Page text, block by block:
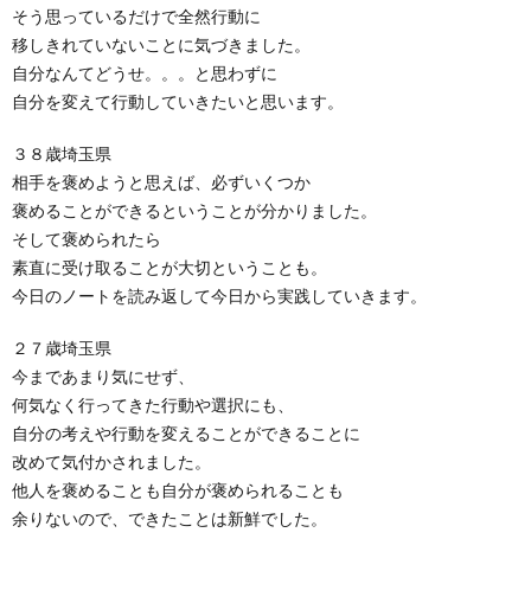
そう思っているだけで全然行動に
移しきれていないことに気づきました。
自分なんてどうせ。。。と思わずに
自分を変えて行動していきたいと思います。
３８歳埼玉県
相手を褒めようと思えば、必ずいくつか
褒めることができるということが分かりました。
そして褒められたら
素直に受け取ることが大切ということも。
今日のノートを読み返して今日から実践していきます。
２７歳埼玉県
今まであまり気にせず、
何気なく行ってきた行動や選択にも、
自分の考えや行動を変えることができることに
改めて気付かされました。
他人を褒めることも自分が褒められることも
余りないので、できたことは新鮮でした。